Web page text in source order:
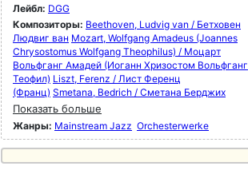
Лейбл: DGG
Композиторы: Beethoven, Ludvig van / Бетховен
Людвиг ван Mozart, Wolfgang Amadeus (Joannes
Chrysostomus Wolfgang Theophilus) / Моцарт
Вольфганг Амадей (Иоганн Хризостом Вольфганг
Теофил) Liszt, Ferenz / Лист Ференц
(Франц) Smetana, Bedrich / Сметана Берджих
Показать больше
Жанры: Mainstream Jazz Orchesterwerke